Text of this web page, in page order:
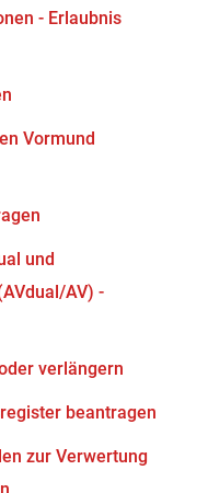
- Erlaubnis
Vormund
und
AV) -
verlängern
beantragen
zur Verwertung